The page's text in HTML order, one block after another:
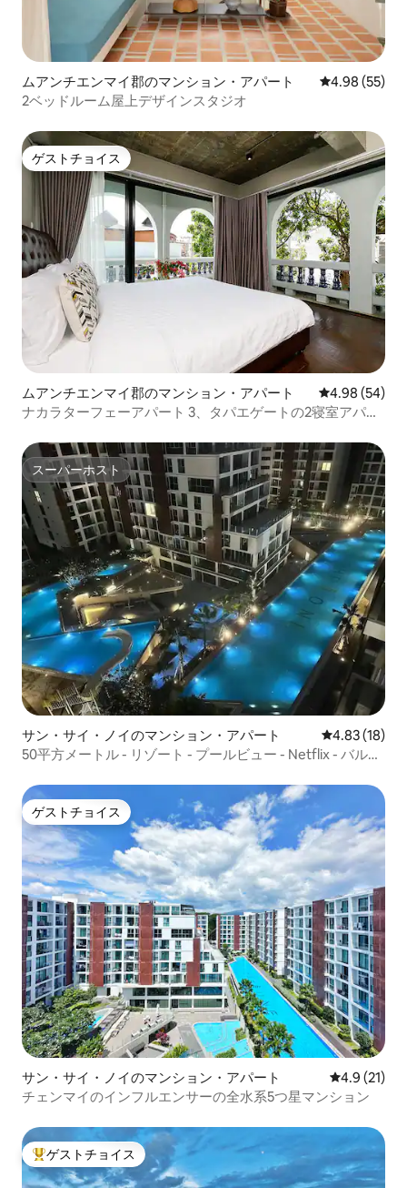
ムアンチエンマイ郡のマンション・アパート レビュー55
4.98 (55)
2ベッドルーム屋上デザインスタジオ
ゲストチョイス
ゲストチョイス
ムアンチエンマイ郡のマンション・アパート レビュー54
4.98 (54)
ナカラターフェーアパート 3、タパエゲートの2寝室アパー
スーパーホスト
スーパーホスト
サン・サイ・ノイのマンション・アパート レビュー18
4.83 (18)
50平方メートル - リゾート - プールビュー - Netflix - バルコ
ゲストチョイス
ゲストチョイス
サン・サイ・ノイのマンション・アパート レビュー21
4.9 (21)
チェンマイのインフルエンサーの全水系5つ星マンション
大好評のゲストチョイスです。
ゲストチョイス